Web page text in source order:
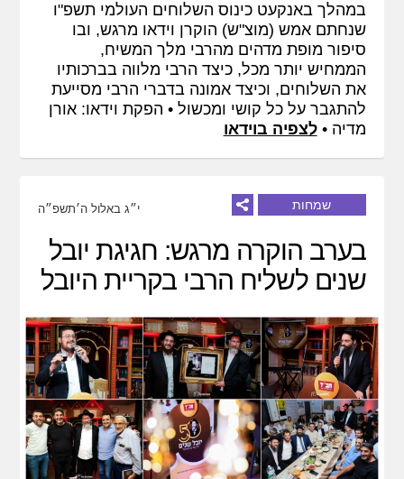
במהלך באנקעט כינוס השלוחים העולמי תשפ"ו
שנחתם אמש (מוצ"ש) הוקרן וידאו מרגש, ובו
סיפור מופת מדהים מהרבי מלך המשיח,
הממחיש יותר מכל, כיצד הרבי מלווה בברכותיו
את השלוחים, וכיצד אמונה בדברי הרבי מסייעת
להתגבר על כל קושי ומכשול • הפקת וידאו: אורן
מדיה •לצפיה בוידאו
שמחות י״ג באלול ה׳תשפ״ה
בערב הוקרה מרגש: חגיגת יובל
שנים לשליח הרבי בקריית היובל